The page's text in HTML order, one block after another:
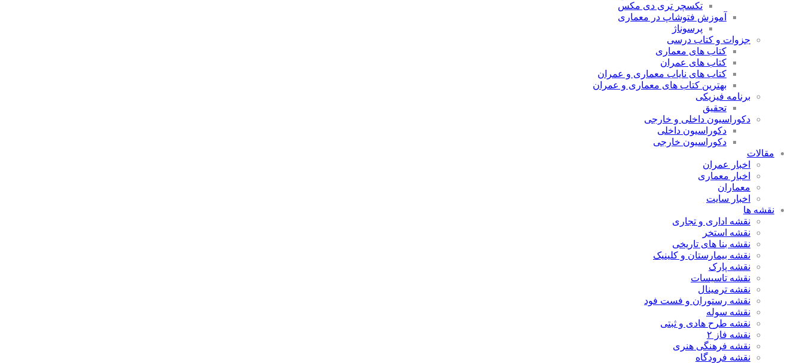
تکسچر تری دی مکس
آموزش فتوشاپ در معماری
پرسوناژ
جزوات و کتاب درسی
کتاب های معماری
کتاب های عمران
کتاب های نایاب معماری و عمران
بهترین کتاب های معماری و عمران
برنامه فیزیکی
تحقیق
دکوراسیون داخلی و خارجی
دکوراسیون داخلی
دکوراسیون خارجی
مقالات
اخبار عمران
اخبار معماری
معماران
اخبار سایت
نقشه ها
نقشه اداری و تجاری
نقشه استخر
نقشه بنا های تاریخی
نقشه بیمارستان و کلینیک
نقشه پارک
نقشه تاسیسات
نقشه ترمینال
نقشه رستوران و فست فود
نقشه سوله
نقشه طرح هادی و ثبتی
نقشه فاز ۲
نقشه فرهنگی هنری
نقشه فرودگاه